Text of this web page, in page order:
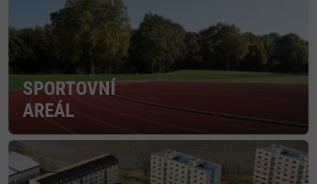
SPORTOVNÍ
AREÁL